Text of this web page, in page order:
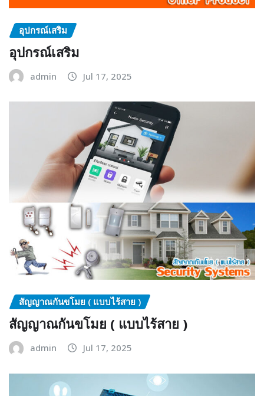
อุปกรณ์เสริม
อุปกรณ์เสริม
admin Jul 17, 2025
สัญญาณกันขโมย ( แบบไร้สาย )
สัญญาณกันขโมย ( แบบไร้สาย )
admin Jul 17, 2025